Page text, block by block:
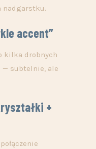
nadgarstku.
accent”
kilka drobnych
— subtelnie, ale
+